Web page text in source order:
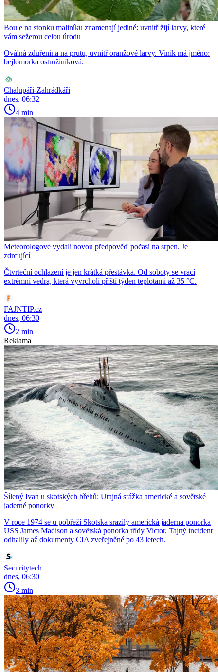
Boule na stonku maliníku znamenají jediné: uvnitř žijí larvy, které
vám sežerou celou úrodu
Oválná zduřenina na prutu, uvnitř oranžové larvy. Viník má jméno:
bejlomorka ostružiníková.
Chalupáři-Zahrádkáři
dnes, 06:32
4 min
Meteorologové vydali novou předpověď počasí na srpen. Je
zdrcující
Čtvrteční ochlazení je jen krátká přestávka. Od soboty se vrací
extrémní vedra, která vyvrcholí příští týden teplotami až 35 °C.
FAJNTIP.cz
dnes, 06:30
2 min
Reklama
Šílený Ivan u skotských břehů: Utajná srážka americké a sovětské
jaderné ponorky
V roce 1974 se u pobřeží Skotska srazily americká jaderná ponorka
USS James Madison a sovětská ponorka třídy Victor. Tajný incident
odhalily až dokumenty CIA zveřejněné po 43 letech.
Securitytech
dnes, 06:30
3 min